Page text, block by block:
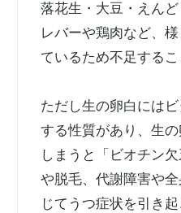
落花生・大豆・えん
レバーや鶏肉など、
ているため不足するこ
ただし生の卵白には
する性質があり、生
しまうと「ビオチン
や脱毛、代謝障害や
じてうつ症状を引き